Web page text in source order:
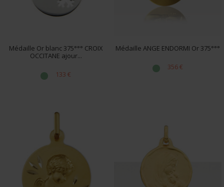
Médaille Or blanc 375°°° CROIX
OCCITANE ajour...
133 €
Médaille ANGE ENDORMI Or 375°°°
356 €